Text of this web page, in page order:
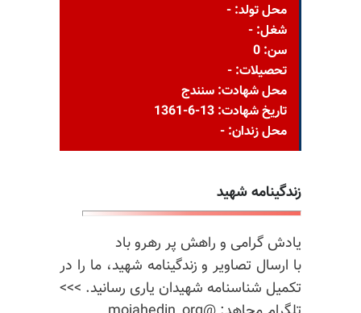
محل تولد: -
شغل: -
سن: 0
تحصیلات: -
محل شهادت: سنندج
تاریخ شهادت: 13-6-1361
محل زندان: -
زندگینامه شهید
یادش گرامی و راهش پر رهرو باد
با ارسال تصاویر و زندگینامه شهید، ما را در
تکمیل شناسنامه شهیدان یاری رسانید. >>>